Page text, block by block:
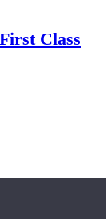
Class